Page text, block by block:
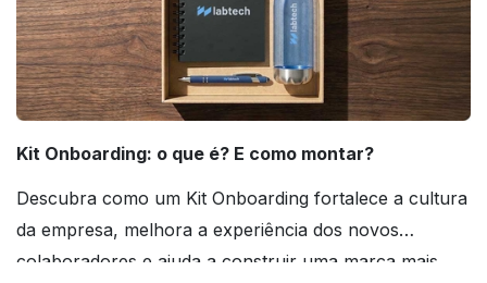
Kit Onboarding: o que é? E como montar?
Descubra como um Kit Onboarding fortalece a cultura
da empresa, melhora a experiência dos novos
colaboradores e ajuda a construir uma marca mais